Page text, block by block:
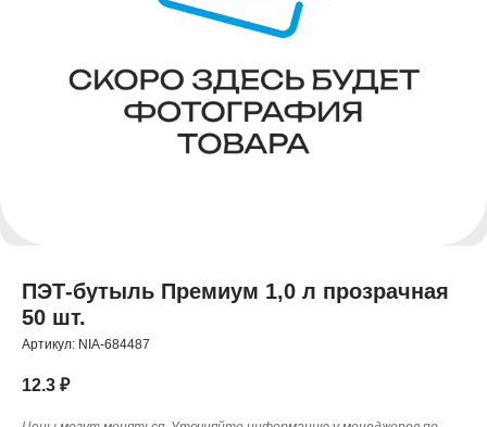
ПЭТ-бутыль Премиум 1,0 л прозрачная
50 шт.
Артикул: NIA-684487
12.3 ₽